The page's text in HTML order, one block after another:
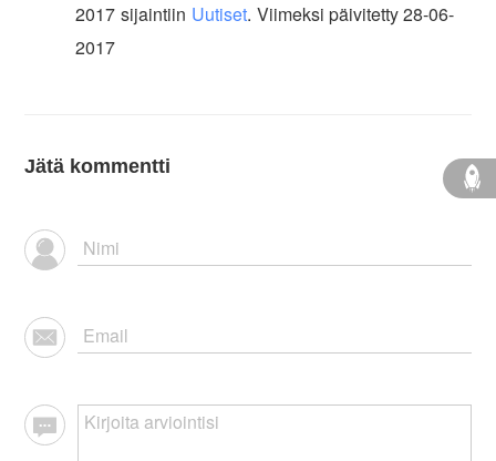
2017 sijaintiin Uutiset. Viimeksi päivitetty 28-06-
2017
Jätä kommentti